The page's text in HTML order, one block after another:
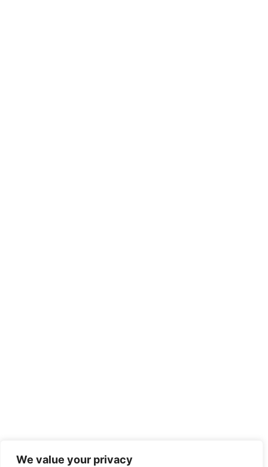
We value your privacy